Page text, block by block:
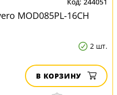
MOD085PL-16CH
2 шт.
В КОРЗИНУ